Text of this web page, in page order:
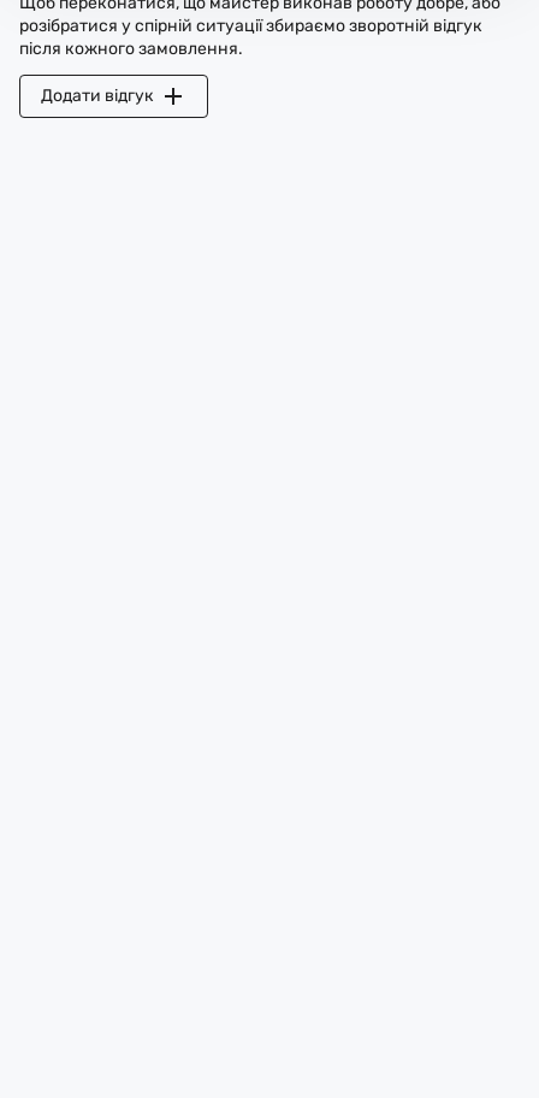
розібратися у спірній ситуації збираємо зворотній відгук
після кожного замовлення.
Додати відгук